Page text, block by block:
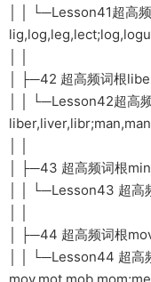
│ │ └─Lesson41超高
│ ├─42 超高频词根
│ │ └─Lesson42超高
│ ├─43 超高频词根
│ │ └─Lesson43 超
│ ├─44 超高频词根
│ │ └─Lesson44 超高